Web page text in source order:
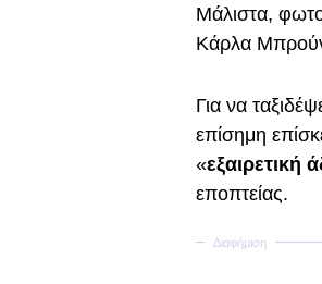
Μάλιστα,
Κάρλα
Για να
επίσημη
«εξαιρετική
εποπτείας.